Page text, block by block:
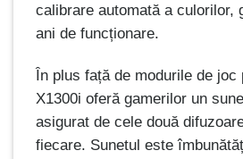
calibrare automată a culorilor,
ani de funcționare.
În plus față de modurile de joc
X1300i oferă gamerilor un
asigurat de cele două
fiecare. Sunetul este